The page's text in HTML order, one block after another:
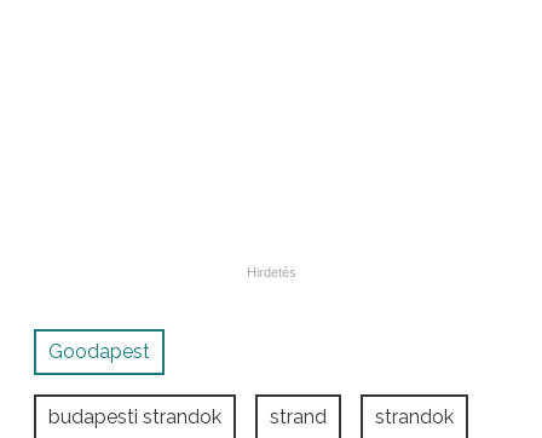
Goodapest
budapesti strandok strand strandok